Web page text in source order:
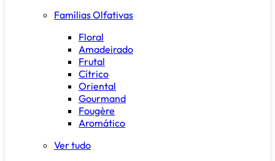
Famílias Olfativas
Floral
Amadeirado
Frutal
Cítrico
Oriental
Gourmand
Fougère
Aromático
Ver tudo